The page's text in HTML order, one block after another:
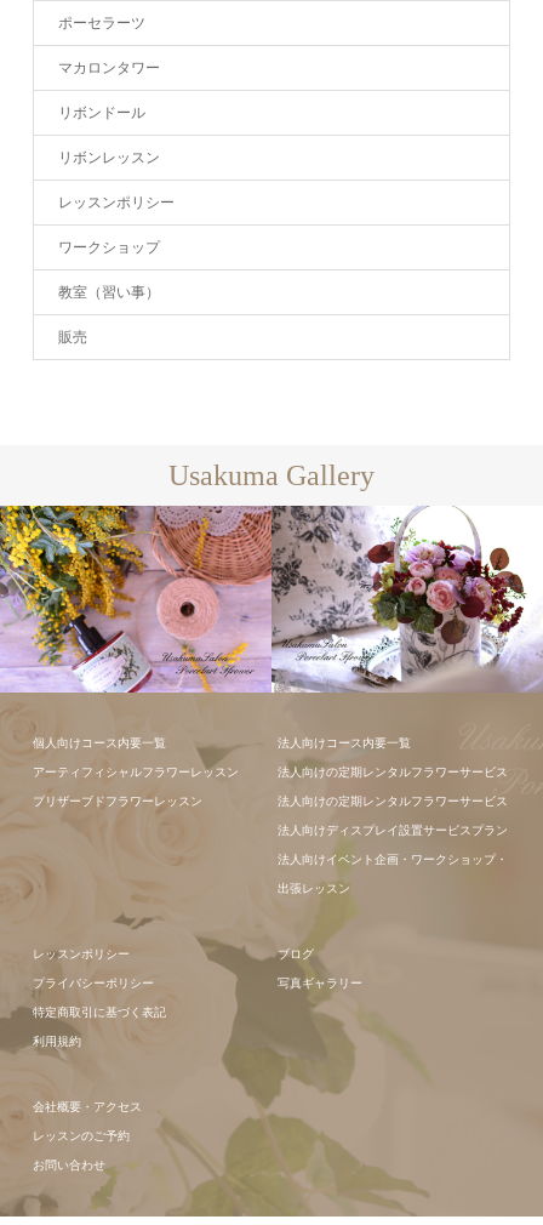
ポーセラーツ
マカロンタワー
リボンドール
リボンレッスン
レッスンポリシー
ワークショップ
教室（習い事）
販売
Usakuma Gallery
ンジメント
個人向けコース内要一覧
アーティフィシャルフラワーレッスン
プリザーブドフラワーレッスン
法人向けコース内要一覧
法人向けの定期レンタルフラワーサービス
法人向けの定期レンタルフラワーサービス
法人向けディスプレイ設置サービスプラン
法人向けイベント企画・ワークショップ・
出張レッスン
レッスンポリシー
プライバシーポリシー
特定商取引に基づく表記
利用規約
ブログ
写真ギャラリー
会社概要・アクセス
レッスンのご予約
お問い合わせ